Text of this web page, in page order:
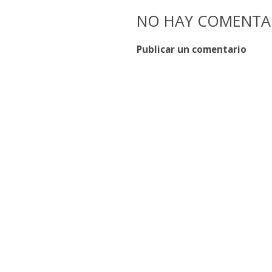
NO HAY
Publicar un comentario